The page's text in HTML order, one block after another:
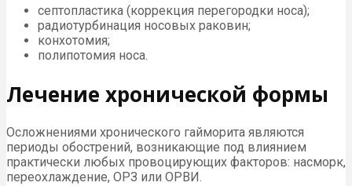
септопластика (коррекция перегородки носа);
радиотурбинация носовых раковин;
конхотомия;
полипотомия носа.
Лечение хронической формы
Осложнениями хронического гайморита являются
периоды обострений, возникающие под влиянием
практически любых провоцирующих факторов: насморк,
переохлаждение, ОРЗ или ОРВИ.